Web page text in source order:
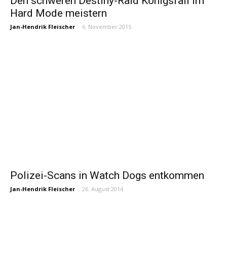
Hard Mode meistern
Jan-Hendrik Fleischer - 6. November 2015
Polizei-Scans in Watch Dogs entkommen
Jan-Hendrik Fleischer - 26. August 2014